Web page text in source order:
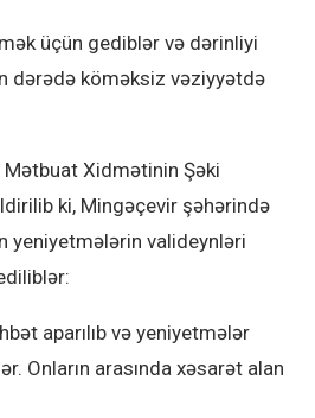
üçün gediblər və dərinliyi
dərədə köməksiz vəziyyətdə
Xidmətinin Şəki
ki, Mingəçevir şəhərində
yeniyetmələrin valideynləri
aparılıb və yeniyetmələr
Onların arasında xəsarət alan